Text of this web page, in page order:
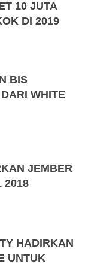
10 JUTA
DI 2019
BIS
WHITE
JEMBER
2018
HADIRKAN
UNTUK